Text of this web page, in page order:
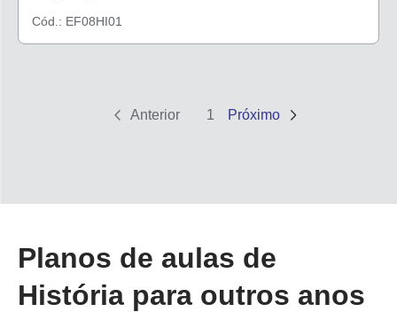
Cód.: EF08HI01
Anterior 1 Próximo
Planos de aulas de
História para outros anos